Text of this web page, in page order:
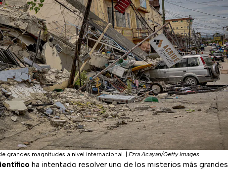
grandes magnitudes a nivel internacional. Ezra Acayan/Getty Images
ha intentado resolver uno de los misterios más grandes